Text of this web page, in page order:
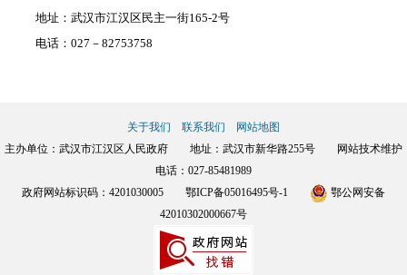
地址：武汉市江汉区民主一街165-2号
电话：027－82753758
关于我们 联系我们
网站地图
主办单位：武汉市江汉区人民政府 地址：武汉市新华路255号 网站技术维护
电话：027-85481989
政府网站标识码：4201030005 鄂ICP备05016495号-1
鄂公网安备
42010302000667号